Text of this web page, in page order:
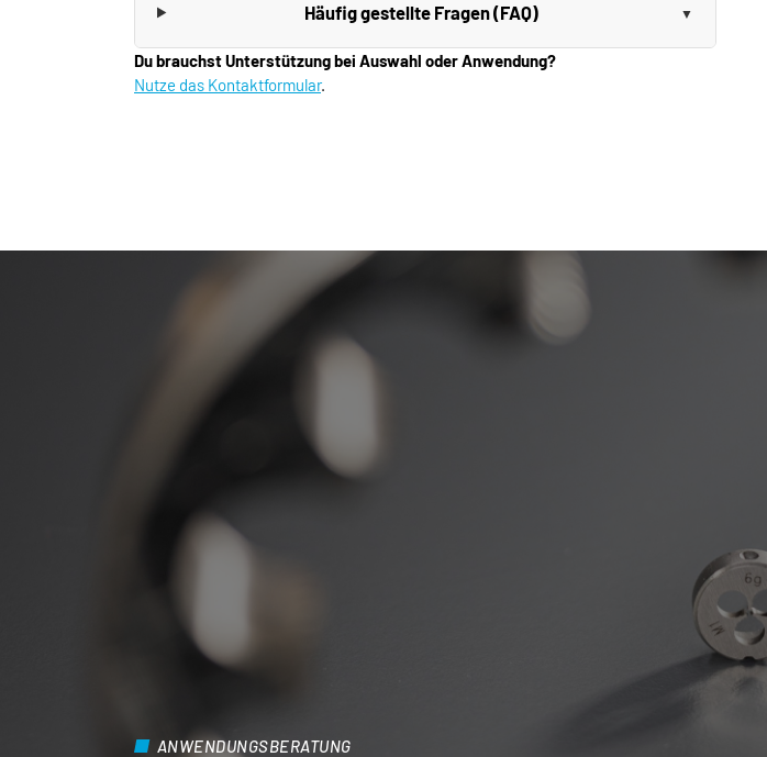
Häufig gestellte Fragen (FAQ)
Du brauchst Unterstützung bei Auswahl oder Anwendung?
Nutze das Kontaktformular.
ANWENDUNGSBERATUNG